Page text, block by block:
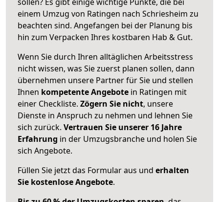
einem Umzug von Ratingen nach Schriesheim zu
beachten sind. Angefangen bei der Planung bis
hin zum Verpacken Ihres kostbaren Hab & Gut.
Wenn Sie durch Ihren alltäglichen Arbeitsstress
nicht wissen, was Sie zuerst planen sollen, dann
übernehmen unsere Partner für Sie und stellen
Ihnen kompetente Angebote in Ratingen mit
einer Checkliste. Zögern Sie nicht, unsere
Dienste in Anspruch zu nehmen und lehnen Sie
sich zurück. Vertrauen Sie unserer 16 Jahre
Erfahrung in der Umzugsbranche und holen Sie
sich Angebote.
Füllen Sie jetzt das Formular aus und erhalten
Sie kostenlose Angebote.